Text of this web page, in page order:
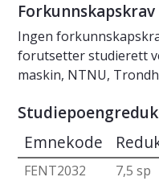
Forkunnskapskrav
Ingen
forutsetter studierett
maskin, NTNU,
Emnekode
FENT2032 7,5 sp